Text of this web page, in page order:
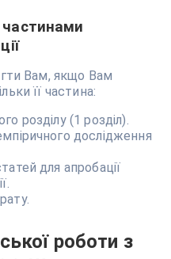
Вам, якщо Вам
її частина:
розділу (1 розділ).
дослідження
для апробації
роботи з